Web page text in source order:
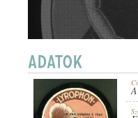
ERSCHEINUNGSJAHR: 1913 KÖRÜL